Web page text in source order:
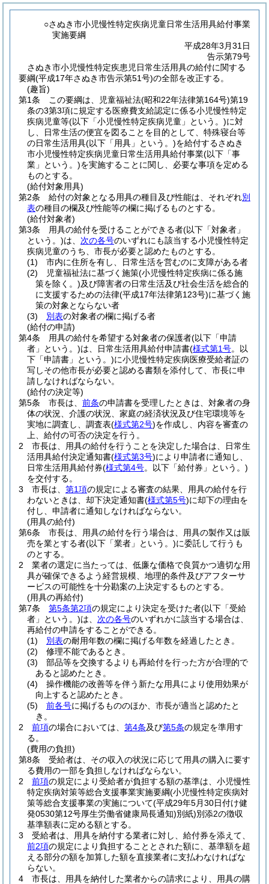
○さぬき市小児慢性特定疾病児童日常生活用具給付事業
実施要綱
平成28年3月31日
告示第79号
さぬき市小児慢性特定疾患児日常生活用具の給付に関する
要綱(平成17年さぬき市告示第51号)の全部を改正する。
(趣旨)
第1条
この要綱は、児童福祉法(昭和22年法律第164号)第19
条の3第3項に規定する医療費支給認定に係る小児慢性特定
疾病児童等(以下「小児慢性特定疾病児童」という。)に対
し、日常生活の便宜を図ることを目的として、特殊寝台等
の日常生活用具(以下「用具」という。)を給付するさぬき
市小児慢性特定疾病児童日常生活用具給付事業(以下「事
業」という。)を実施することに関し、必要な事項を定める
ものとする。
(給付対象用具)
第2条
給付の対象となる用具の種目及び性能は、それぞれ別
表の種目の欄及び性能等の欄に掲げるものとする。
(給付対象者)
第3条
用具の給付を受けることができる者(以下「対象者」
という。)は、 次の各号のいずれにも該当する小児慢性特定
疾病児童のうち、市長が必要と認めたものとする。
(1)
市内に住所を有し、日常生活を営むのに支障がある者
(2)
児童福祉法に基づく施策(小児慢性特定疾病に係る施
策を除く。)及び障害者の日常生活及び社会生活を総合的
に支援するための法律(平成17年法律第123号)に基づく施
策の対象とならない者
(3)
別表の対象者の欄に掲げる者
(給付の申請)
第4条
用具の給付を希望する対象者の保護者(以下「申請
者」という。)は、日常生活用具給付申請書(様式第1号。以
下「申請書」という。)に小児慢性特定疾病医療受給者証の
写しその他市長が必要と認める書類を添付して、市長に申
請しなければならない。
(給付の決定等)
第5条
市長は、 前条の申請書を受理したときは、対象者の身
体の状況、介護の状況、家庭の経済状況及び住宅環境等を
実地に調査し、調査表(様式第2号)を作成し、内容を審査の
上、給付の可否の決定を行う。
2
市長は、用具の給付を行うことを決定した場合は、日常生
活用具給付決定通知書(様式第3号)により申請者に通知し、
日常生活用具給付券(様式第4号。以下「給付券」という。)
を交付する。
3
市長は、 第1項の規定による審査の結果、用具の給付を行
わないときは、却下決定通知書(様式第5号)に却下の理由を
付し、申請者に通知しなければならない。
(用具の給付)
第6条
市長は、用具の給付を行う場合は、用具の製作又は販
売を業とする者(以下「業者」という。)に委託して行うも
のとする。
2
業者の選定に当たっては、低廉な価格で良質かつ適切な用
具が確保できるよう経営規模、地理的条件及びアフターサ
ービスの可能性を十分勘案の上決定するものとする。
(用具の再給付)
第7条
第5条第2項の規定により決定を受けた者(以下「受給
者」という。)は、 次の各号のいずれかに該当する場合は、
再給付の申請をすることができる。
(1)
別表の耐用年数の欄に掲げる年数を経過したとき。
(2)
修理不能であるとき。
(3)
部品等を交換するよりも再給付を行った方が合理的で
あると認めたとき。
(4)
操作機能の改善等を伴う新たな用具により使用効果が
向上すると認めたとき。
(5)
前各号に掲げるもののほか、市長が適当と認めたと
き。
2
前項の場合においては、 第4条及び第5条の規定を準用す
る。
(費用の負担)
第8条
受給者は、その収入の状況に応じて用具の購入に要す
る費用の一部を負担しなければならない。
2
前項の規定により受給者が負担する額の基準は、小児慢性
特定疾病対策等総合支援事業実施要綱(小児慢性特定疾病対
策等総合支援事業の実施について(平成29年5月30日付け健
発0530第12号厚生労働省健康局長通知)別紙)別添2の徴収
基準額表に定める額とする。
3
受給者は、用具を納付する業者に対し、給付券を添えて、
前2項の規定により負担することとされた額に、基準額を超
える部分の額を加算した額を直接業者に支払わなければな
らない。
4
市長は、用具を納付した業者からの請求により、用具の購